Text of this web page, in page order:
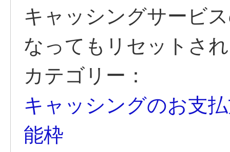
キャッシングサービ
なってもリセットさ
カテゴリー：
キャッシングのお支
能枠